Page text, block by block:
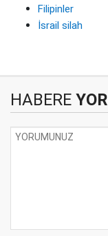
Filipinler
İsrail silah
HABERE